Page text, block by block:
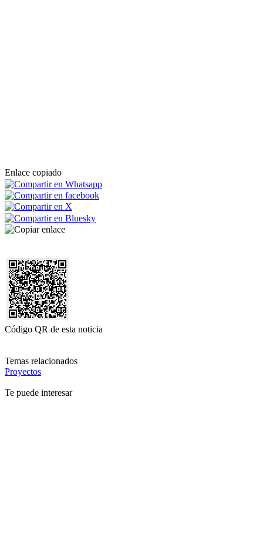
Enlace copiado
Código QR de esta noticia
Temas relacionados
Proyectos
Te puede interesar